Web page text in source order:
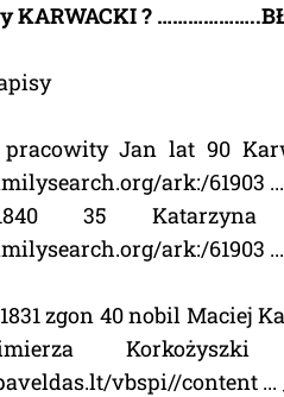
KARWACKI ?
pracowity Jan lat 90
ark:/61903 ...
35 Katarzyna
ark:/61903 ...
zgon 40 nobil Maciej
vbspi//content ...